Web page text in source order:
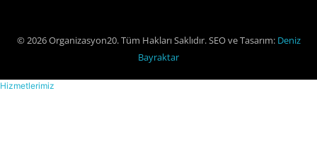
© 2026 Organizasyon20. Tüm Hakları Saklıdır. SEO ve Tasarım: Deniz
Bayraktar
Hizmetlerimiz